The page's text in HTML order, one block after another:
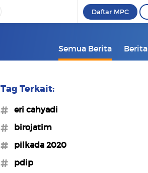
Daftar MPC
Semua Berita Berita
Tag Terkait:
#eri cahyadi
#birojatim
#pilkada 2020
#pdip